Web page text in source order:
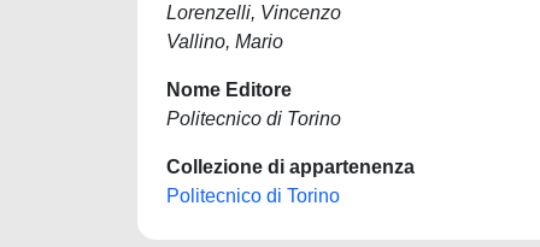
Lorenzelli, Vincenzo
Vallino, Mario
Nome Editore
Politecnico di Torino
Collezione di appartenenza
Politecnico di Torino